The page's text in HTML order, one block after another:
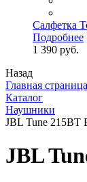
Салфетка
Подробнее
1 390 руб.
Назад
Главная страница
Каталог
Наушники
JBL Tune 215BT
JBL